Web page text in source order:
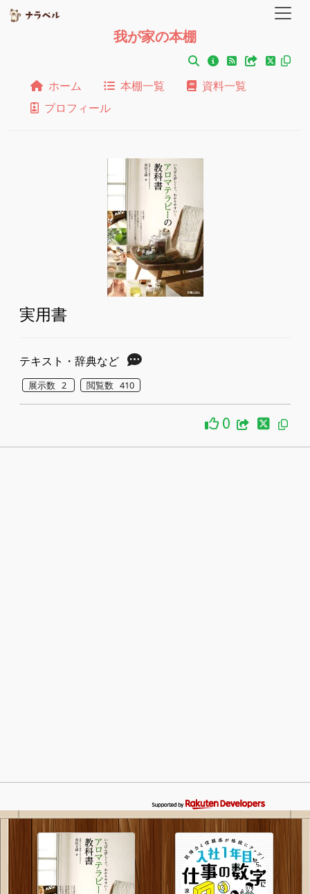
我が家の本棚
ホーム 本棚一覧
資料一覧
プロフィール
実用書
テキスト・辞典など
展示数 2 閲覧数 410
0